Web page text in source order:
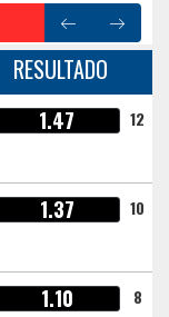
RESULTADO
1.47 12
1.37 10
1.10 8